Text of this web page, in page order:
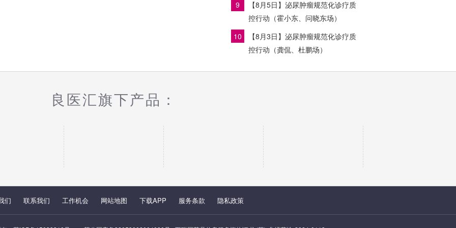
9
【8月5日】泌尿肿瘤规范化诊疗质
控行动（霍小东、问晓东场）
10
【8月3日】泌尿肿瘤规范化诊疗质
控行动（龚侃、杜鹏场）
良医汇旗下产品：
们 联系我们 工作机会 网站地图 下载APP 服务条款 隐私政策